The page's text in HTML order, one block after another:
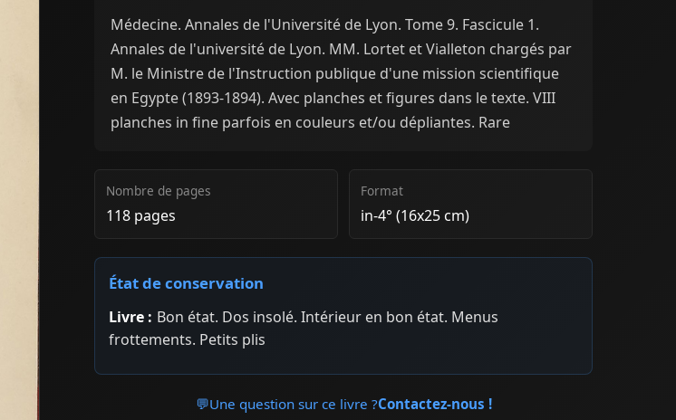
Médecine. Annales de l'Université de Lyon. Tome 9. Fascicule 1.
Annales de l'université de Lyon. MM. Lortet et Vialleton chargés par
M. le Ministre de l'Instruction publique d'une mission scientifique
en Egypte (1893-1894). Avec planches et figures dans le texte. VIII
planches in fine parfois en couleurs et/ou dépliantes. Rare
Nombre de pages
118 pages
Format
in-4° (16x25 cm)
État de conservation
Livre : Bon état. Dos insolé. Intérieur en bon état. Menus
frottements. Petits plis
💬Une question sur ce livre ?Contactez-nous !